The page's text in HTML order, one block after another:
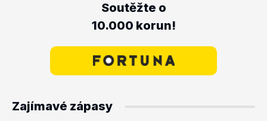
Soutěžte o
10.000 korun!
Zajímavé zápasy